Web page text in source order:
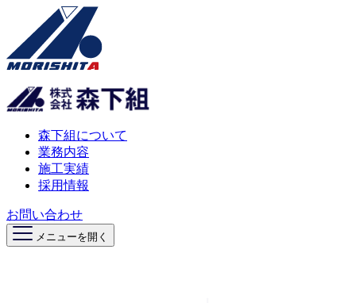
森下組について
業務内容
施工実績
採用情報
お問い合わせ
メニューを開く